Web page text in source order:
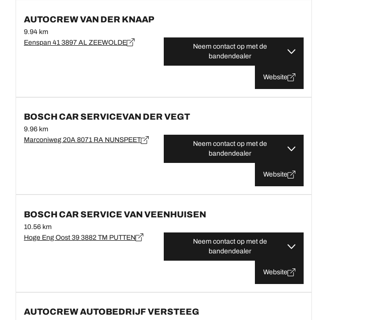
AUTOCREW VAN DER KNAAP
9.94 km
Eenspan 41 3897 AL ZEEWOLDE
Neem contact op met de
bandendealer
Website
BOSCH CAR SERVICEVAN DER VEGT
9.96 km
Marconiweg 20A 8071 RA NUNSPEET
Neem contact op met de
bandendealer
Website
BOSCH CAR SERVICE VAN VEENHUISEN
10.56 km
Hoge Eng Oost 39 3882 TM PUTTEN
Neem contact op met de
bandendealer
Website
AUTOCREW AUTOBEDRIJF VERSTEEG